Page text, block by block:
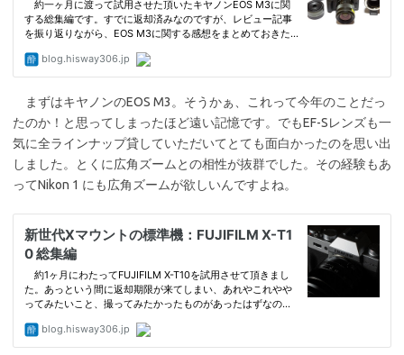
まずはキヤノンのEOS M3。そうかぁ、これって今年のことだっ
たのか！と思ってしまったほど遠い記憶です。でもEF-Sレンズも一
気に全ラインナップ貸していただいてとても面白かったのを思い出
しました。とくに広角ズームとの相性が抜群でした。その経験もあ
ってNikon 1 にも広角ズームが欲しいんですよね。